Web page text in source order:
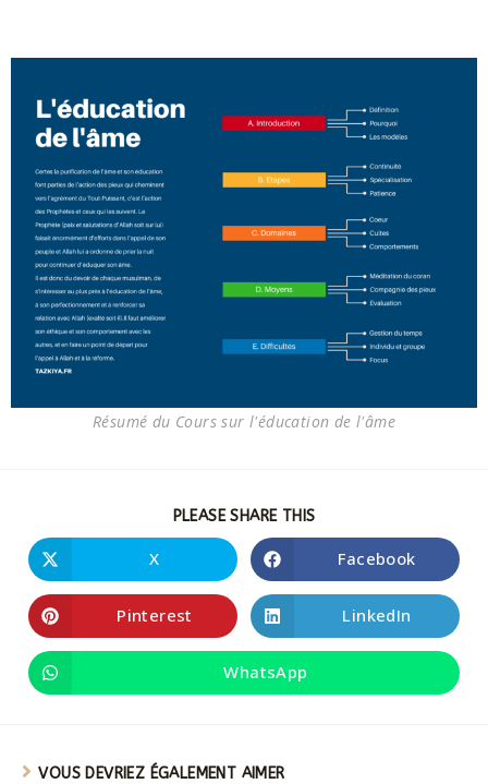
Résumé du Cours sur l'éducation de l'âme
PLEASE SHARE THIS
X Facebook
Pinterest LinkedIn
WhatsApp
VOUS DEVRIEZ ÉGALEMENT AIMER